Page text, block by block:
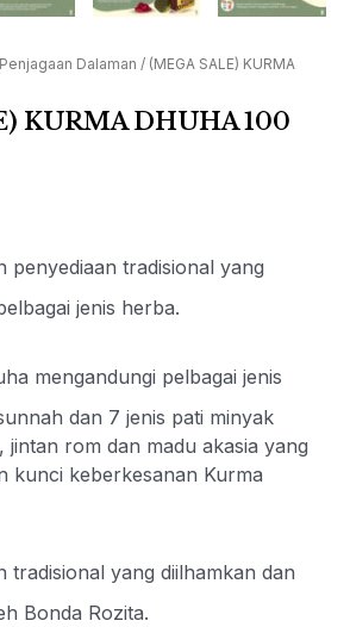
Penjagaan Dalaman / (MEGA SALE) KURMA
KURMA DHUHA 100
penyediaan tradisional yang
jenis herba.
mengandungi pelbagai jenis
dan 7 jenis pati minyak
jintan rom dan madu akasia yang
kunci keberkesanan Kurma
tradisional yang diilhamkan dan
Bonda Rozita.